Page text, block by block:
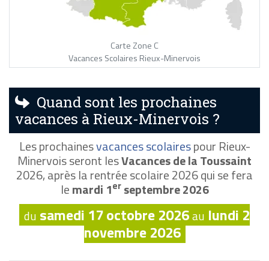
Carte Zone C
Vacances Scolaires Rieux-Minervois
Quand sont les prochaines
vacances à Rieux-Minervois ?
Les prochainesvacances scolairespour Rieux-
Minervois seront lesVacances de la Toussaint
2026, après la rentrée scolaire 2026 qui se fera
lemardi 1erseptembre 2026
du samedi 17 octobre 2026au lundi 2
novembre 2026